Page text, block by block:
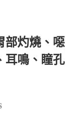
部灼燒、噁
耳鳴、瞳孔